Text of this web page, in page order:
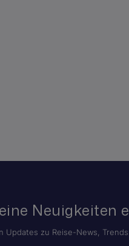
Neuigkeiten
zu Reise-News,